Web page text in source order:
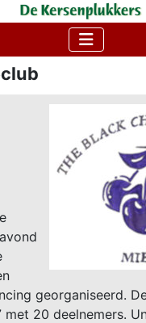
georganiseerd.
20 deelnemers.